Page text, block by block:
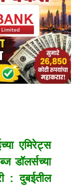
एमिरेट्स
डॉलर्सच्या
: दुबईतील